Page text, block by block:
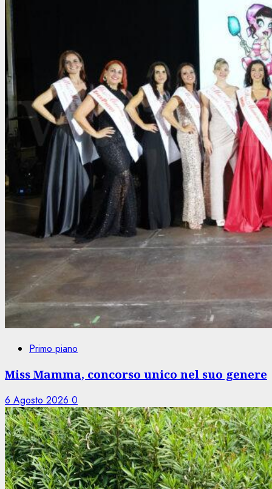
Primo piano
Miss Mamma, concorso unico nel suo genere
6 Agosto 2026 0